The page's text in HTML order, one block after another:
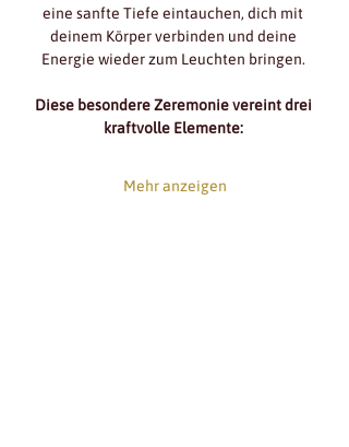
eine sanfte Tiefe eintauchen, dich mit
deinem Körper verbinden und deine
Energie wieder zum Leuchten bringen.
Diese besondere Zeremonie vereint drei
kraftvolle Elemente:
Mehr anzeigen